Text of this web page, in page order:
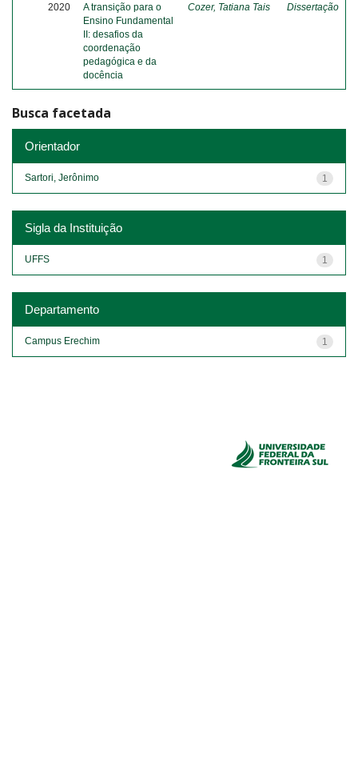
2020
A transição para o
Ensino Fundamental
II: desafios da
coordenação
pedagógica e da
docência
Cozer, Tatiana Tais Dissertação
Busca facetada
Orientador
1
Sartori, Jerônimo
Sigla da Instituição
1
UFFS
Departamento
1
Campus Erechim